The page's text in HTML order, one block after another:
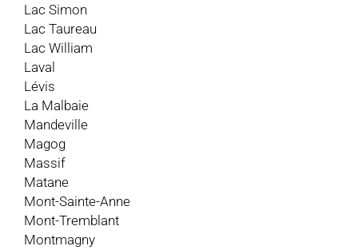
Lac Simon
Lac Taureau
Lac William
Laval
Lévis
La Malbaie
Mandeville
Magog
Massif
Matane
Mont-Sainte-Anne
Mont-Tremblant
Montmagny